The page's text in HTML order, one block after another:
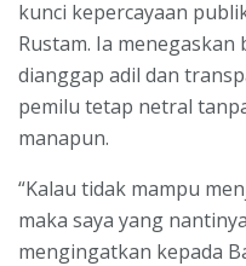
kunci kepercayaan
Rustam. Ia
dianggap adil dan
pemilu tetap netral
manapun.
“Kalau tidak mampu
maka saya yang
mengingatkan kepada